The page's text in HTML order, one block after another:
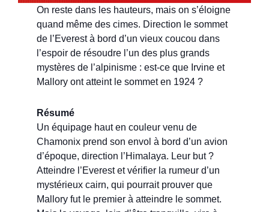
On reste dans les hauteurs, mais on s’éloigne
quand même des cimes. Direction le sommet
de l’Everest à bord d’un vieux coucou dans
l’espoir de résoudre l’un des plus grands
mystères de l’alpinisme : est-ce que Irvine et
Mallory ont atteint le sommet en 1924 ?
Résumé
Un équipage haut en couleur venu de
Chamonix prend son envol à bord d’un avion
d’époque, direction l’Himalaya. Leur but ?
Atteindre l’Everest et vérifier la rumeur d’un
mystérieux cairn, qui pourrait prouver que
Mallory fut le premier à atteindre le sommet.